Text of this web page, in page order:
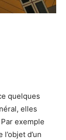
quelques
elles
exemple
d’un